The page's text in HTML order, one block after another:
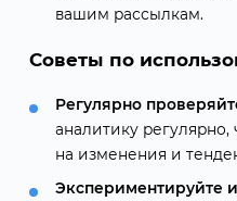
вашим рассылкам.
Советы по
Регулярно
аналитику регулярно,
на изменения и
Экспериментируйте